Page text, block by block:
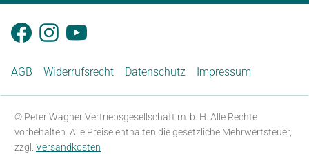
AGB Widerrufsrecht Datenschutz Impressum
© Peter Wagner Vertriebsgesellschaft m. b. H. Alle Rechte
vorbehalten. Alle Preise enthalten die gesetzliche Mehrwertsteuer,
zzgl. Versandkosten